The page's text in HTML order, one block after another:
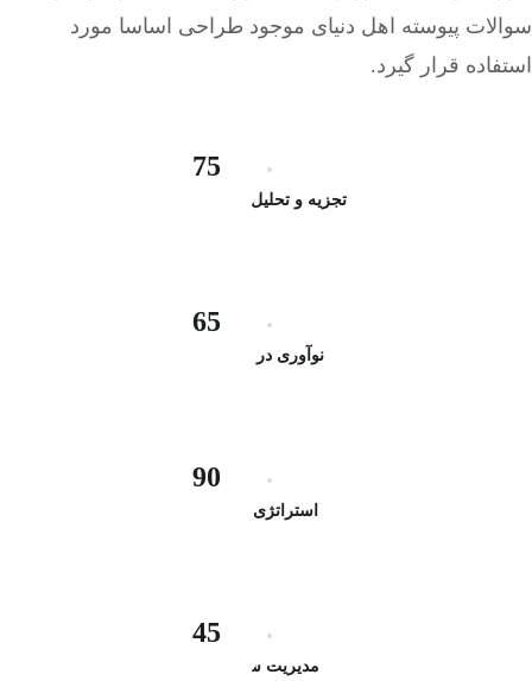
سوالات پیوسته اهل دنیای موجود طراحی اساسا مورد
استفاده قرار گیرد.
75
تجزیه و تحلیل بازاریابی
65
نوآوری در تجارت
90
استراتژی مالی
45
مدیریت شرکت